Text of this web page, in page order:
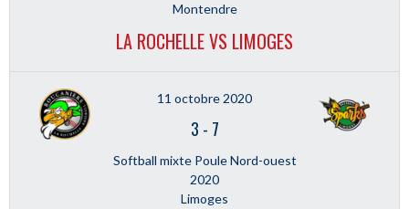
Montendre
LA ROCHELLE VS LIMOGES
11 octobre 2020
3 - 7
Softball mixte Poule Nord-ouest
2020
Limoges